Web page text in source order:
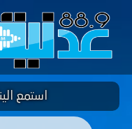
استمع